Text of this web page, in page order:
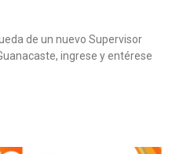
de un nuevo Supervisor
ingrese y entérese